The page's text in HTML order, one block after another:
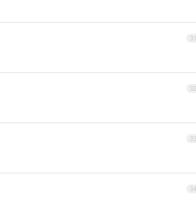
31
32
33
34